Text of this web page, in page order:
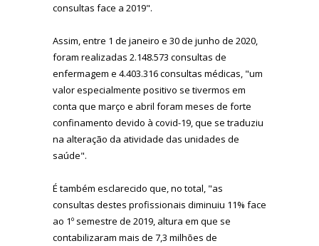
consultas face a 2019".
Assim, entre 1 de janeiro e 30 de junho de 2020,
foram realizadas 2.148.573 consultas de
enfermagem e 4.403.316 consultas médicas, "um
valor especialmente positivo se tivermos em
conta que março e abril foram meses de forte
confinamento devido à covid-19, que se traduziu
na alteração da atividade das unidades de
saúde".
É também esclarecido que, no total, "as
consultas destes profissionais diminuiu 11% face
ao 1º semestre de 2019, altura em que se
contabilizaram mais de 7,3 milhões de